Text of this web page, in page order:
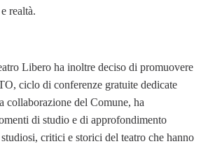
realtà.
Libero ha inoltre deciso di promuovere
ciclo di conferenze gratuite dedicate
collaborazione del Comune, ha
di studio e di approfondimento
critici e storici del teatro che hanno